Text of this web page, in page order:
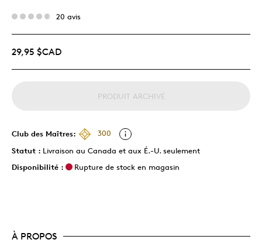
20 avis
29,95 $CAD
PRODUIT ARCHIVÉ
Club des Maîtres:
300
Statut : Livraison au Canada et aux É.-U. seulement
Disponibilité :
Rupture de stock en magasin
À PROPOS